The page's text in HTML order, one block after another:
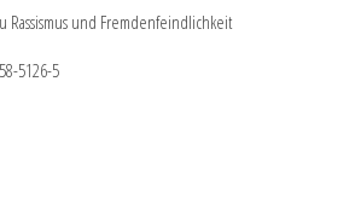
Rassismus und Fremdenfeindlichkeit
5126-5